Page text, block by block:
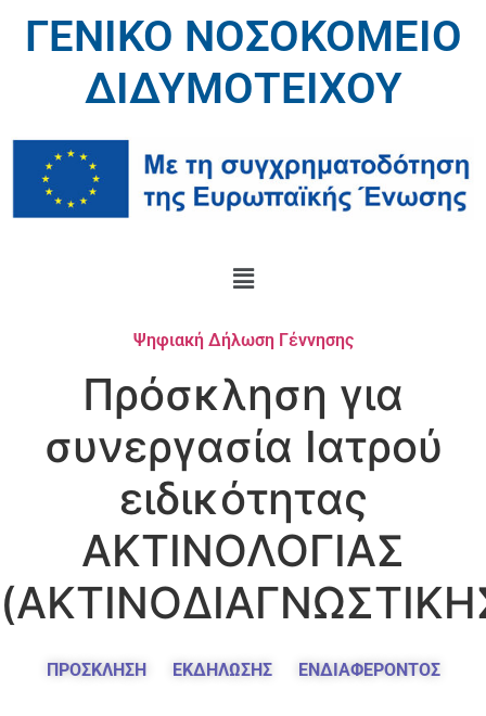
ΓΕΝΙΚΟ ΝΟΣΟΚΟΜΕΙΟ
ΔΙΔΥΜΟΤΕΙΧΟΥ
Ψηφιακή Δήλωση Γέννησης
Πρόσκληση για
συνεργασία Ιατρού
ειδικότητας
ΑΚΤΙΝΟΛΟΓΙΑΣ
ΠΡΟΣΚΛΗΣΗ ΕΚΔΗΛΩΣΗΣ ΕΝΔΙΑΦΕΡΟΝΤΟΣ